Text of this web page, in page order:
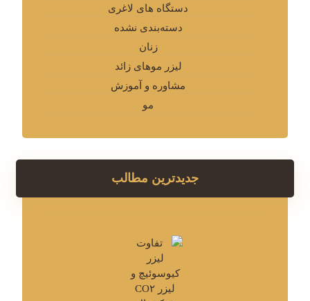
دستگاه های لاغری
دسته‌بندی نشده
زنان
لیزر موهای زائد
مشاوره و آموزش
مو
جدیدترین مطالب